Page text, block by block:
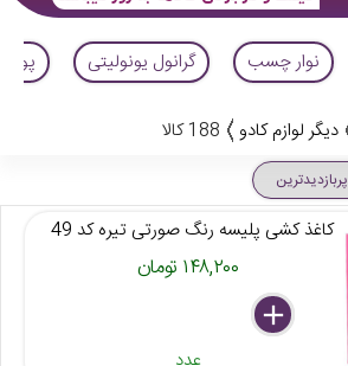
نوار چسب گرانول یونولیتی
دیگر لوازم کادو 188 کالا
پربازدیدترین
کاغذ کشی پلیسه رنگ صورتی تیره کد 49
۱۴۸,۲۰۰ تومان
delete
remove
add